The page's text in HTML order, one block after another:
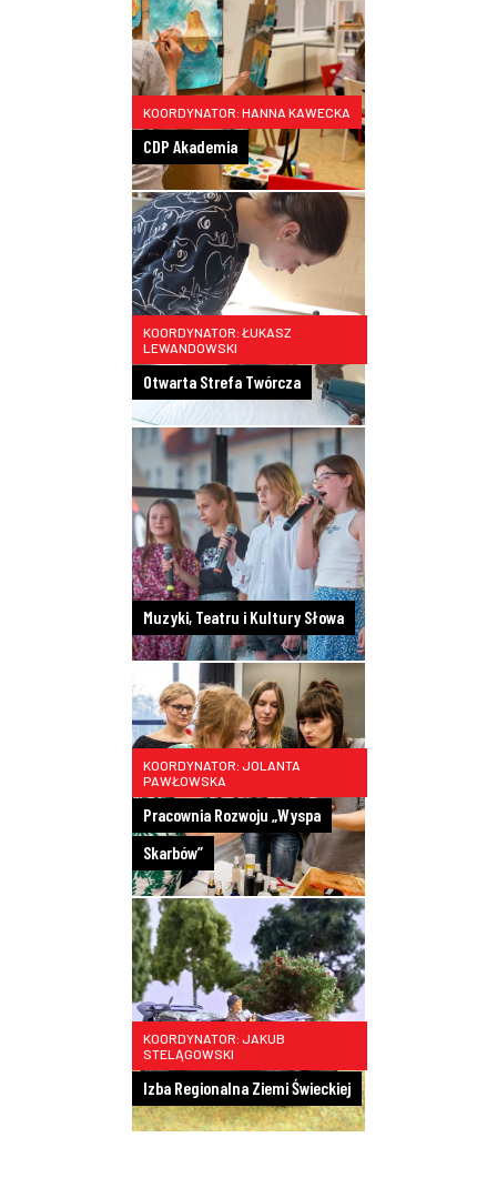
KOORDYNATOR: HANNA KAWECKA
CDP Akademia
KOORDYNATOR: ŁUKASZ
LEWANDOWSKI
Otwarta Strefa Twórcza
Muzyki, Teatru i Kultury Słowa
KOORDYNATOR: JOLANTA
PAWŁOWSKA
Pracownia Rozwoju „Wyspa
Skarbów”
KOORDYNATOR: JAKUB
STELĄGOWSKI
Izba Regionalna Ziemi Świeckiej